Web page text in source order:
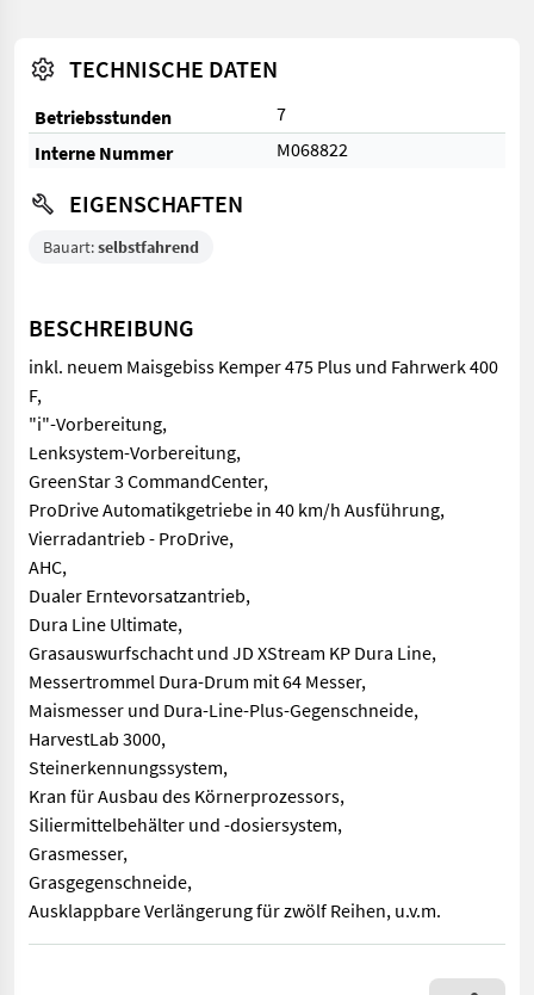
TECHNISCHE DATEN
Betriebsstunden
7
Interne Nummer
M068822
EIGENSCHAFTEN
Bauart:selbstfahrend
BESCHREIBUNG
inkl. neuem Maisgebiss Kemper 475 Plus und Fahrwerk 400
F,
"i"-Vorbereitung,
Lenksystem-Vorbereitung,
GreenStar 3 CommandCenter,
ProDrive Automatikgetriebe in 40 km/h Ausführung,
Vierradantrieb - ProDrive,
AHC,
Dualer Erntevorsatzantrieb,
Dura Line Ultimate,
Grasauswurfschacht und JD XStream KP Dura Line,
Messertrommel Dura-Drum mit 64 Messer,
Maismesser und Dura-Line-Plus-Gegenschneide,
HarvestLab 3000,
Steinerkennungssystem,
Kran für Ausbau des Körnerprozessors,
Siliermittelbehälter und -dosiersystem,
Grasmesser,
Grasgegenschneide,
Ausklappbare Verlängerung für zwölf Reihen, u.v.m.
inkl. neuem Maisgebiss Kemper 475 Plus und Fahrwerk 400